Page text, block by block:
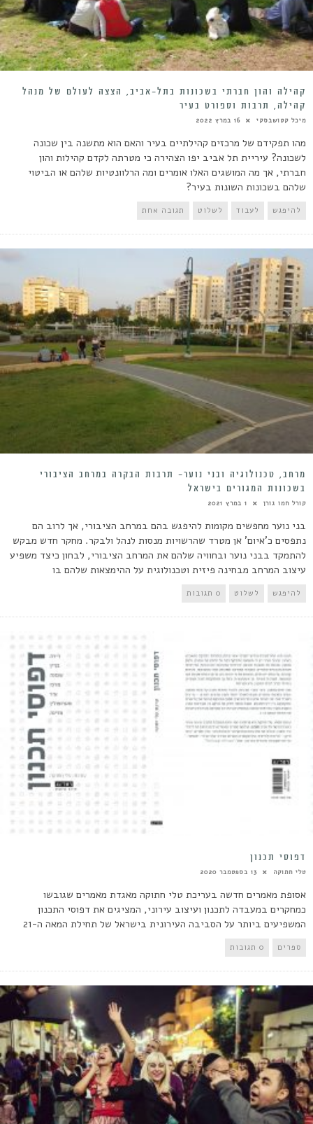
קהילה והון חברתי בשכונות בתל-אביב, הצצה לעולם של מנהל
קהילה, תרבות וספורט בעיר
מיכל קטושבסקי 16 במרץ 2022
מהו תפקידם של מרכזים קהילתיים בעיר והאם הוא מתשנה בין שכונה
לשכונה? עיריית תל אביב יפו הצהירה כי מטרתה לקדם קהילות והון
חברתי, אך מה המושגים האלו אומרים ומה הרלוונטיות שלהם או הביטוי
שלהם בשכונות השונות בעיר?
להיפגש לעבוד לשלוט תגובה אחת
מרחב, טכנולוגיה ובני נוער- תרבות הבקרה במרחב הציבורי
בשכונות המגורים בישראל
קורל חמו גורן 1 במרץ 2021
בני נוער מחפשים מקומות להיפגש בהם במרחב הציבורי, אך לרוב הם
נתפסים כ'איום' אן מטרד שהרשויות מנסות לנהל ולבקר. מחקר חדש מבקש
להתמקד בבני נוער ובחוויה שלהם את המרחב הציבורי, לבחון כיצד משפיע
עיצוב המרחב מבחינה פיזית וטכנולוגית על ההימצאות שלהם בו
להיפגש לשלוט 0 תגובות
דפוסי תכנון
טלי חתוקה 13 בספטמבר 2020
אסופת מאמרים חדשה בעריכת טלי חתוקה מאגדת מאמרים שגובשו
כמחקרים במעבדה לתכנון ועיצוב עירוני, המציגים את דפוסי התכנון
המשפיעים ביותר על הסביבה העירונית בישראל של תחילת המאה ה-21
ספרים 0 תגובות